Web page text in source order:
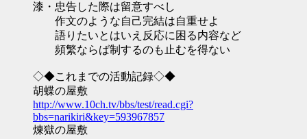
漆・忠告した際は留意すべし
作文のような自己完結は自重せよ
語りたいとはいえ反応に困る内容など
頻繁ならば制するのも止むを得ない
◇◆これまでの活動記録◇◆
胡蝶の屋敷
http://www.10ch.tv/bbs/test/read.cgi?
bbs=narikiri&key=593967857
煉獄の屋敷